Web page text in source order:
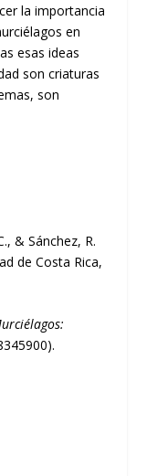
la importancia
en
esas ideas
son criaturas
son
& Sánchez, R.
de Costa Rica,